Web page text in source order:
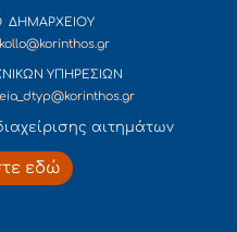
ΔΗΜΑΡΧΕΙΟΥ
ΥΠΗΡΕΣΙΩΝ
αιτημάτων
εδώ